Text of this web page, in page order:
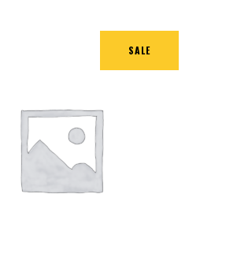
SALE